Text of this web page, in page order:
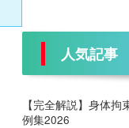
人気記事
【完全解説】身体
例集2026